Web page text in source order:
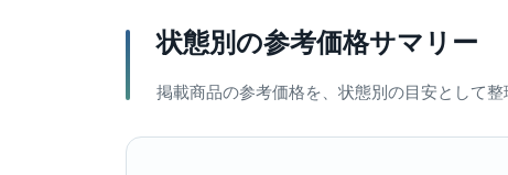
状態別の参考価格サマリー
掲載商品の参考価格を、状態別の目安として整